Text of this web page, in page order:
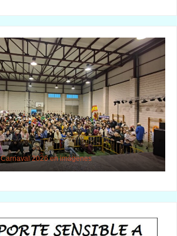
Carnaval 2026 en imágenes